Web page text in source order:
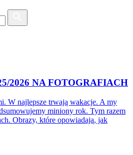
2026 NA FOTOGRAFIACH
W najlepsze trwają wakacje. A my
miniony rok. Tym razem
Obrazy, które opowiadają, jak